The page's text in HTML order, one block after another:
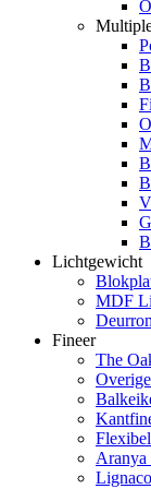
Lichtgewicht
MDF
Fineer
The
Aranya